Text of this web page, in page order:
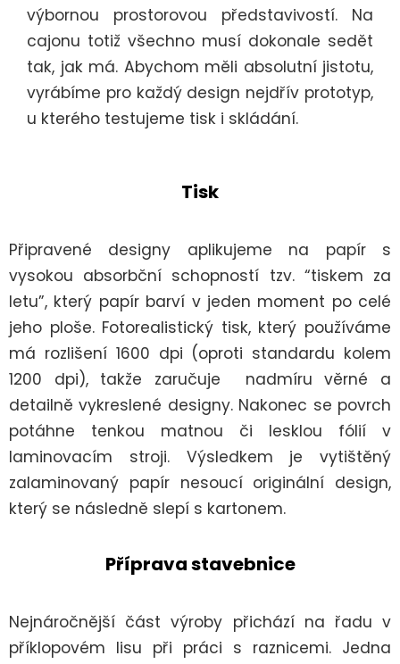
výbornou prostorovou představivostí. Na
cajonu totiž všechno musí dokonale sedět
tak, jak má. Abychom měli absolutní jistotu,
vyrábíme pro každý design nejdřív prototyp,
u kterého testujeme tisk i skládání.
Tisk
Připravené designy aplikujeme na papír s
vysokou absorbční schopností tzv. “tiskem za
letu”, který papír barví v jeden moment po celé
jeho ploše. Fotorealistický tisk, který používáme
má rozlišení 1600 dpi (oproti standardu kolem
1200 dpi), takže zaručuje nadmíru věrné a
detailně vykreslené designy. Nakonec se povrch
potáhne tenkou matnou či lesklou fólií v
laminovacím stroji. Výsledkem je vytištěný
zalaminovaný papír nesoucí originální design,
který se následně slepí s kartonem.
Příprava stavebnice
Nejnáročnější část výroby přichází na řadu v
příklopovém lisu při práci s raznicemi. Jedna